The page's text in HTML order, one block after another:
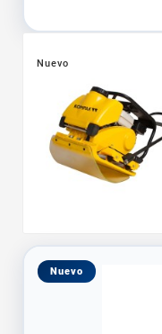
Nuevo
Nuevo